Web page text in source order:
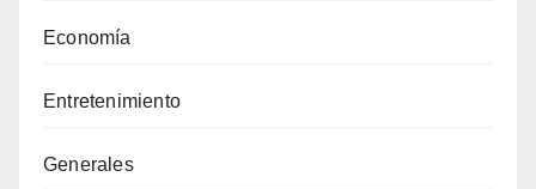
Economía
Entretenimiento
Generales